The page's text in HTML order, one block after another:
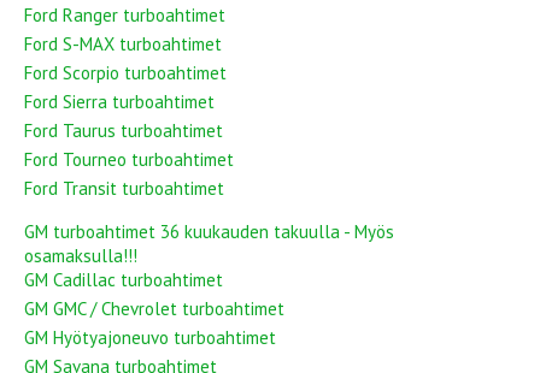
Ford Ranger turboahtimet
Ford S-MAX turboahtimet
Ford Scorpio turboahtimet
Ford Sierra turboahtimet
Ford Taurus turboahtimet
Ford Tourneo turboahtimet
Ford Transit turboahtimet
GM turboahtimet 36 kuukauden takuulla - Myös
osamaksulla!!!
GM Cadillac turboahtimet
GM GMC / Chevrolet turboahtimet
GM Hyötyajoneuvo turboahtimet
GM Savana turboahtimet